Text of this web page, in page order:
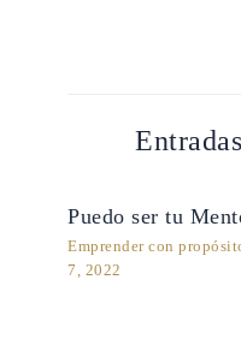
Puedo ser tu
Emprender con
7, 2022